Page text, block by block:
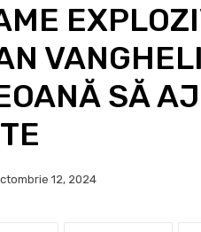
SĂ
12, 2024